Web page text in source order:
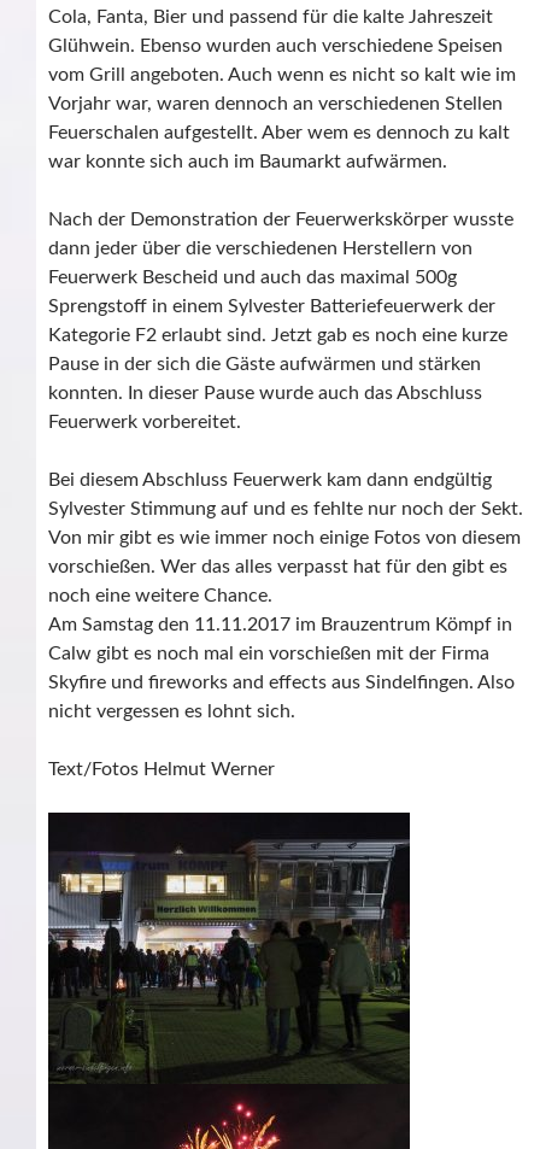
Cola, Fanta, Bier und passend für die kalte Jahreszeit
Glühwein. Ebenso wurden auch verschiedene Speisen
vom Grill angeboten. Auch wenn es nicht so kalt wie im
Vorjahr war, waren dennoch an verschiedenen Stellen
Feuerschalen aufgestellt. Aber wem es dennoch zu kalt
war konnte sich auch im Baumarkt aufwärmen.
Nach der Demonstration der Feuerwerkskörper wusste
dann jeder über die verschiedenen Herstellern von
Feuerwerk Bescheid und auch das maximal 500g
Sprengstoff in einem Sylvester Batteriefeuerwerk der
Kategorie F2 erlaubt sind. Jetzt gab es noch eine kurze
Pause in der sich die Gäste aufwärmen und stärken
konnten. In dieser Pause wurde auch das Abschluss
Feuerwerk vorbereitet.
Bei diesem Abschluss Feuerwerk kam dann endgültig
Sylvester Stimmung auf und es fehlte nur noch der Sekt.
Von mir gibt es wie immer noch einige Fotos von diesem
vorschießen. Wer das alles verpasst hat für den gibt es
noch eine weitere Chance.
Am Samstag den 11.11.2017 im Brauzentrum Kömpf in
Calw gibt es noch mal ein vorschießen mit der Firma
Skyfire und fireworks and effects aus Sindelfingen. Also
nicht vergessen es lohnt sich.
Text/Fotos Helmut Werner